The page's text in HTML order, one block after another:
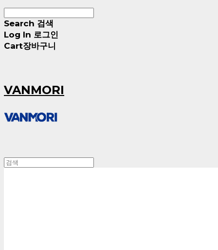
Search 검색
Log In 로그인
Cart장바구니
VANMORI